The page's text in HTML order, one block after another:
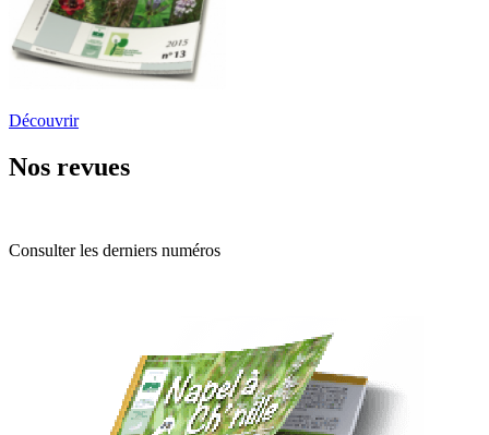
Découvrir
Nos revues
Consulter les derniers numéros